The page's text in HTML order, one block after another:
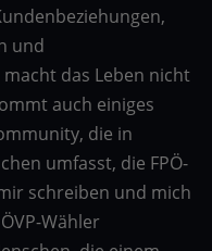
und
das Leben nicht
auch einiges
die in
umfasst, die FPÖ-
schreiben und mich
Wähler